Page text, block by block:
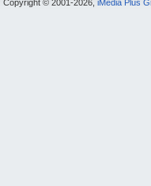
Copyright © 2001-2026, iMedia Plus